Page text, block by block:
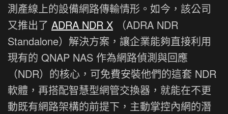
測產線上的設備網路傳輸情形。如今，該公司
又推出了 ADRA NDR X （ADRA NDR
Standalone）解決方案，讓企業能夠直接利用
現有的 QNAP NAS 作為網路偵測與回應
（NDR）的核心，可免費安裝他們的這套 NDR
軟體，再搭配智慧型網管交換器，就能在不更
動既有網路架構的前提下，主動掌控內網的潛